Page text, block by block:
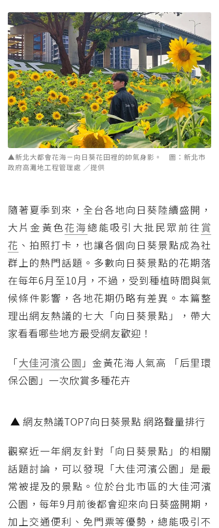
▲新北大都會花海－向日葵花田裡的帥氣身影。 圖：新北市
政府高灘地工程管理處 ／提供
隨著夏季到來，全台各地向日葵陸續盛開，
大片金黃色花海總能吸引大批民眾前往 賞
花 、拍照打卡，也讓各個向日葵景點成為社
群上的熱門話題。多數向日葵景點的花期落
在每年6月至10月，不過，受到種植時間與氣
候條件影響，各地花期仍略有差異。本篇整
理出網友熱議的七大「向日葵景點」，帶大
家看看哪些地方最受網友歡迎！
「大佳河濱公園 」金黃花海人氣高 「后里環
保公園」一次欣賞多種花卉
▲ 網友熱議TOP7向日葵景點 網路聲量排行
觀察近一年網友針對「向日葵景點」的相關
話題討論，可以發現「大佳河濱公園」是最
常被提及的景點。位於台北市區的大佳河濱
公園，每年9月前後都會迎來向日葵盛開期，
加上交通便利、免門票等優勢，總能吸引不